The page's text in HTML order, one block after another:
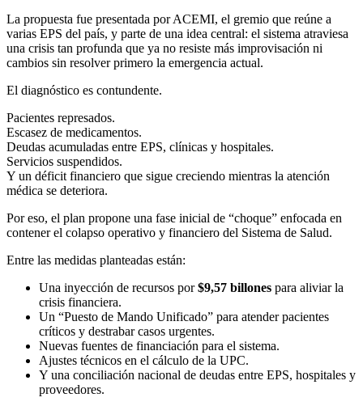
La propuesta fue presentada por ACEMI, el gremio que reúne a
varias EPS del país, y parte de una idea central: el sistema atraviesa
una crisis tan profunda que ya no resiste más improvisación ni
cambios sin resolver primero la emergencia actual.
El diagnóstico es contundente.
Pacientes represados.
Escasez de medicamentos.
Deudas acumuladas entre EPS, clínicas y hospitales.
Servicios suspendidos.
Y un déficit financiero que sigue creciendo mientras la atención
médica se deteriora.
Por eso, el plan propone una fase inicial de “choque” enfocada en
contener el colapso operativo y financiero del Sistema de Salud.
Entre las medidas planteadas están:
Una inyección de recursos por$9,57 billones para aliviar la
crisis financiera.
Un “Puesto de Mando Unificado” para atender pacientes
críticos y destrabar casos urgentes.
Nuevas fuentes de financiación para el sistema.
Ajustes técnicos en el cálculo de la UPC.
Y una conciliación nacional de deudas entre EPS, hospitales y
proveedores.